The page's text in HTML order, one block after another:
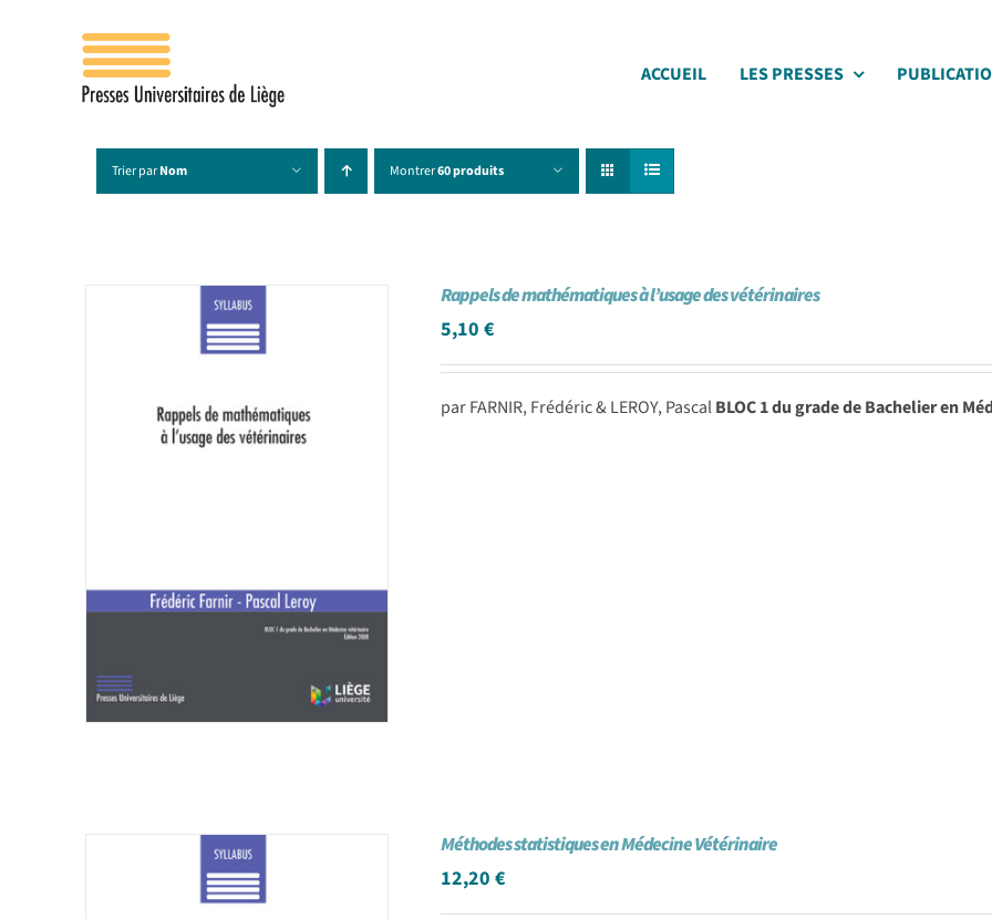
ACCUEIL LES PRESSES
Trier parNom Montrer60 produits
Rappels de mathématiques à l’usage des vétérinaires
5,10€
par FARNIR, Frédéric & LEROY, PascalBLOC 1 du grade de Bachelier en
Méthodes statistiques en Médecine Vétérinaire
12,20€